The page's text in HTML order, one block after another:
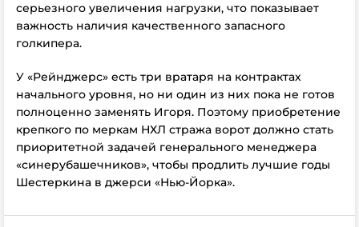
серьезного увеличения нагрузки, что показывает
важность наличия качественного запасного
голкипера.
У «Рейнджерс» есть три вратаря на контрактах
начального уровня, но ни один из них пока не готов
полноценно заменять Игоря. Поэтому приобретение
крепкого по меркам НХЛ стража ворот должно стать
приоритетной задачей генерального менеджера
«синерубашечников», чтобы продлить лучшие годы
Шестеркина в джерси «Нью-Йорка».